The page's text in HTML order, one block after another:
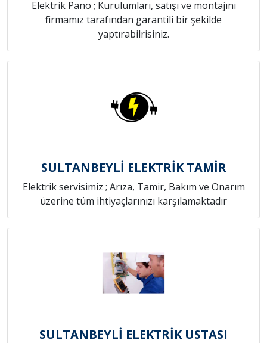
Elektrik Pano ; Kurulumları, satışı ve montajını
firmamız tarafından garantili bir şekilde
yaptırabilrisiniz.
SULTANBEYLİ ELEKTRİK TAMİR
Elektrik servisimiz ; Arıza, Tamir, Bakım ve Onarım
üzerine tüm ihtiyaçlarınızı karşılamaktadır
SULTANBEYLİ ELEKTRİK USTASI